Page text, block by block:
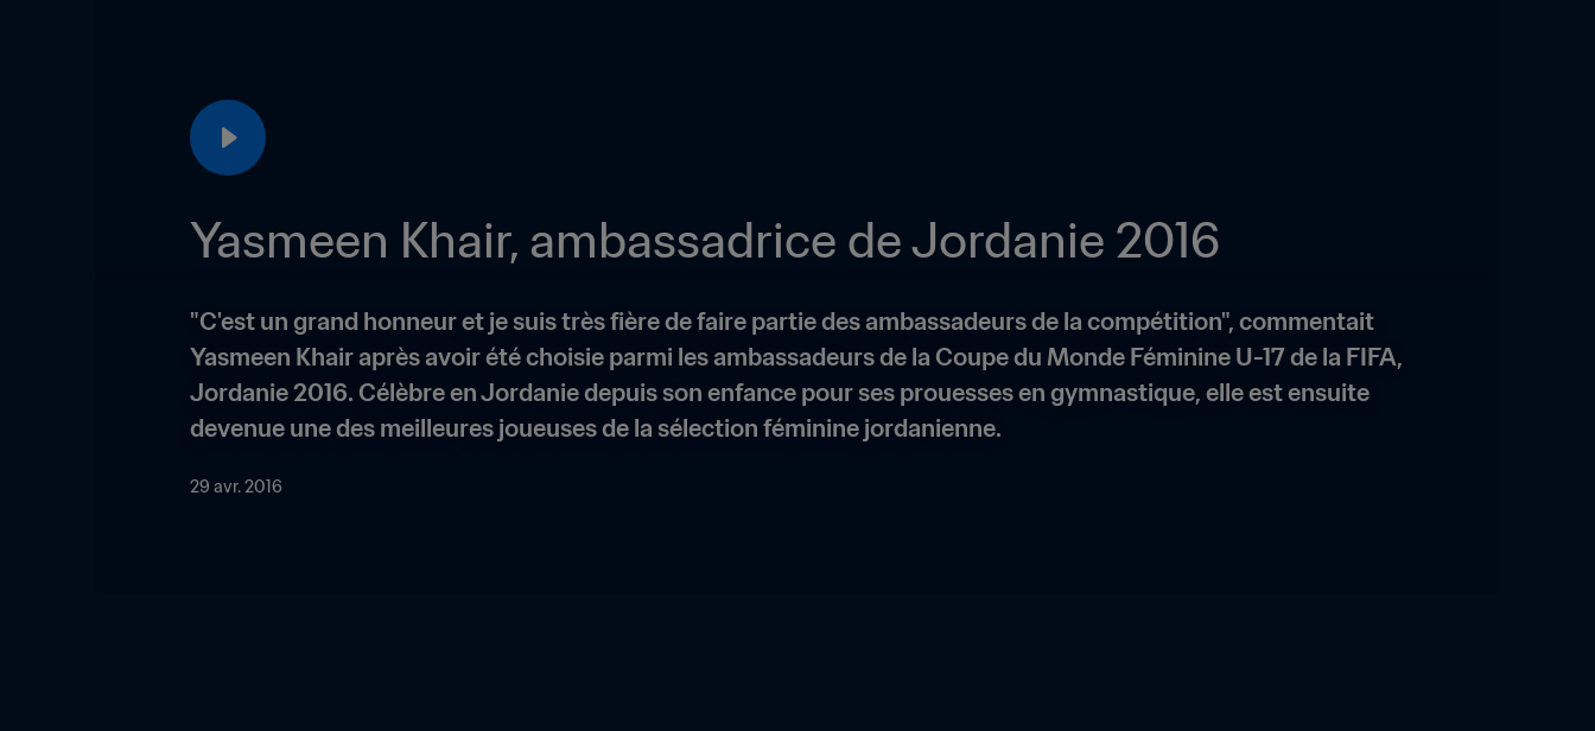
Yasmeen Khair, ambassadrice de Jordanie 2016
"C'est un grand honneur et je suis très fière de faire partie des ambassadeurs de la compétition", commentait
Yasmeen Khair après avoir été choisie parmi les ambassadeurs de la Coupe du Monde Féminine U-17 de la FIFA,
Jordanie 2016. Célèbre en Jordanie depuis son enfance pour ses prouesses en gymnastique, elle est ensuite
devenue une des meilleures joueuses de la sélection féminine jordanienne.
29 avr. 2016